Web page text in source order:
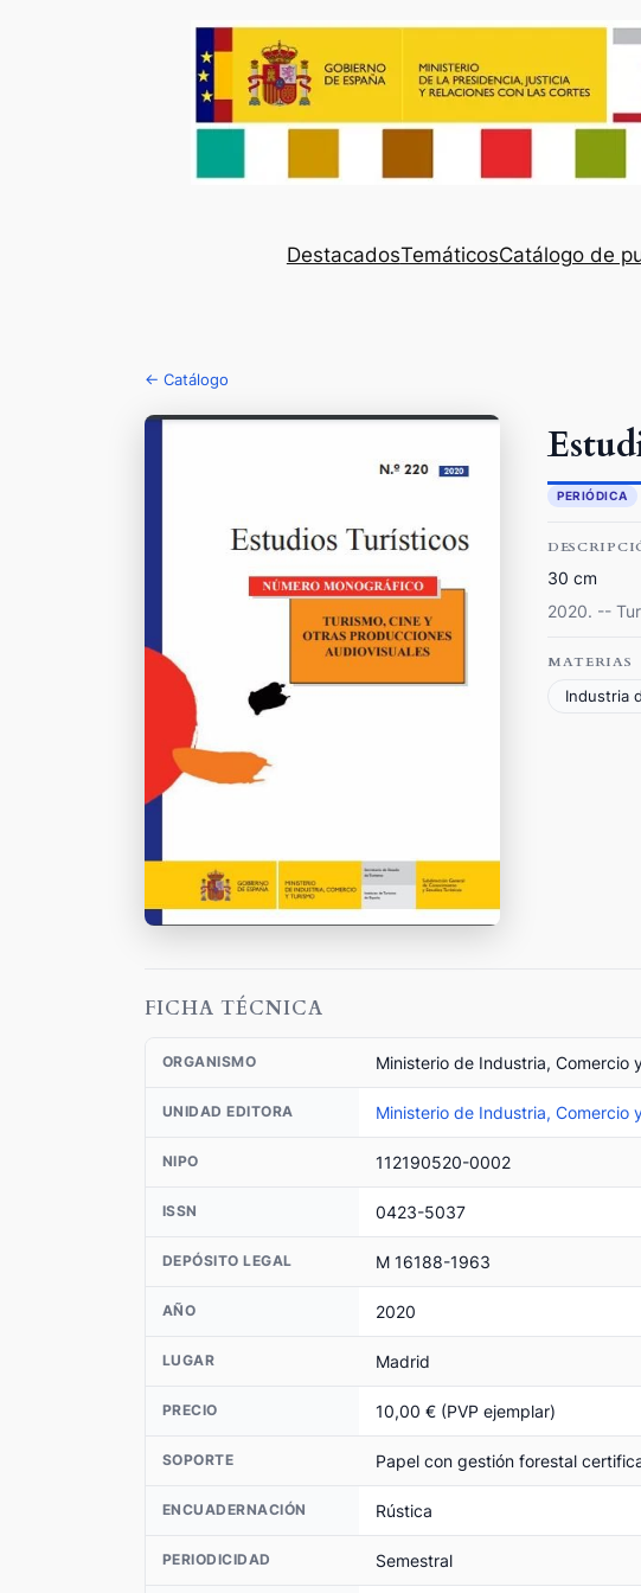
DestacadosTemáticosCatálogo de
← Catálogo
PERIÓDICA
30 cm
2020. --
MATERIAS
Industria
FICHA TÉCNICA
ORGANISMO Ministerio de Industria, Comercio
UNIDAD EDITORA Ministerio de Industria, Comercio
NIPO 112190520-0002
ISSN 0423-5037
DEPÓSITO LEGAL M 16188-1963
AÑO 2020
LUGAR Madrid
PRECIO 10,00 € (PVP ejemplar)
SOPORTE Papel con gestión forestal
ENCUADERNACIÓN Rústica
PERIODICIDAD Semestral